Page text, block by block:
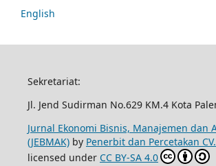
English
Sekretariat:
Jl. Jend Sudirman No.629 KM.4 Kota
Jurnal Ekonomi Bisnis, Manajemen dan
(JEBMAK)by Penerbit dan Percetakan
licensed under CC BY-SA 4.0